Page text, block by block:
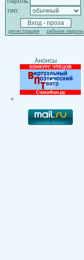
тип:
регистрация забыли пароль
Анонсы